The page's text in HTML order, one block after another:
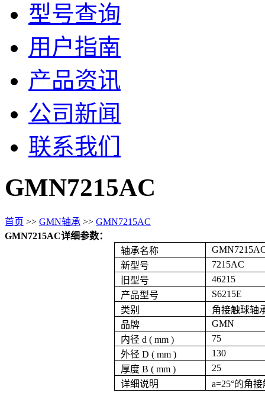
型号查询
用户指南
产品资讯
公司新闻
联系我们
GMN7215AC
首页 >> GMN轴承 >> GMN7215AC
GMN7215AC详细参数：
轴承名称
新型号
7215AC
旧型号
46215
产品型号
S6215E
类别
角接触球轴
品牌
GMN
内径 d ( mm )
75
外径 D ( mm )
130
厚度 B ( mm )
25
详细说明
a=25°的角